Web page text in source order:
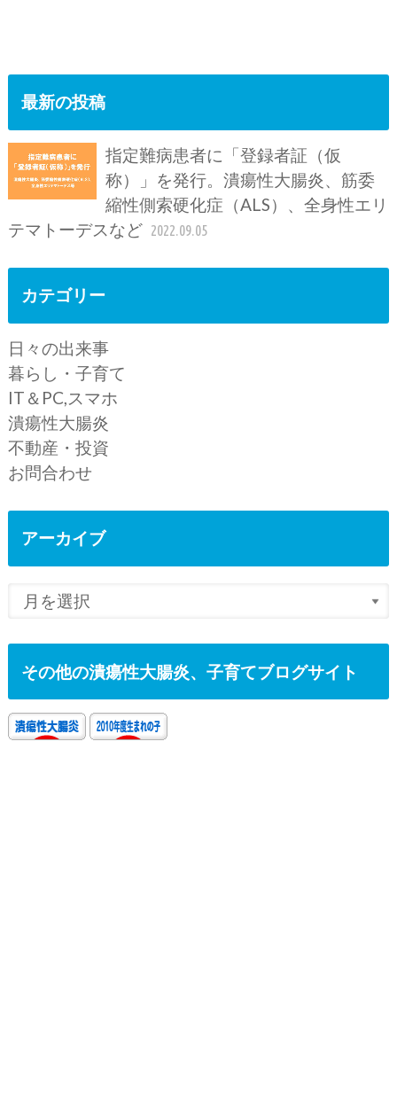
最新の投稿
指定難病患者に「登録者証（仮
称）」を発行。潰瘍性大腸炎、筋委
縮性側索硬化症（ALS）、全身性エリ
テマトーデスなど 2022.09.05
カテゴリー
日々の出来事
暮らし・子育て
IT＆PC,スマホ
潰瘍性大腸炎
不動産・投資
お問合わせ
アーカイブ
その他の潰瘍性大腸炎、子育てブログサイト